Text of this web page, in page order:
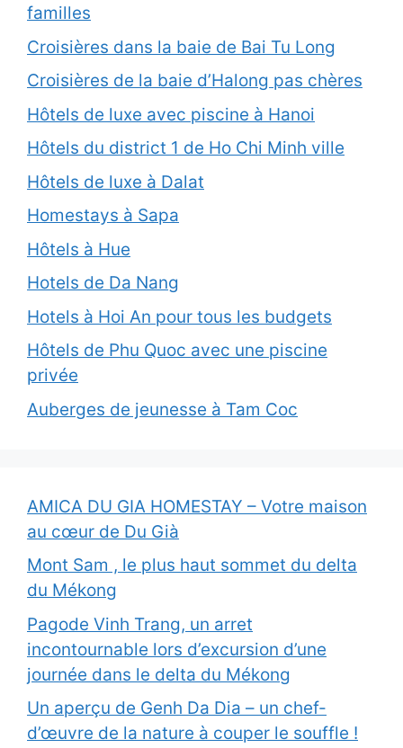
familles
Croisières dans la baie de Bai Tu Long
Croisières de la baie d’Halong pas chères
Hôtels de luxe avec piscine à Hanoi
Hôtels du district 1 de Ho Chi Minh ville
Hôtels de luxe à Dalat
Homestays à Sapa
Hôtels à Hue
Hotels de Da Nang
Hotels à Hoi An pour tous les budgets
Hôtels de Phu Quoc avec une piscine
privée
Auberges de jeunesse à Tam Coc
AMICA DU GIA HOMESTAY – Votre maison
au cœur de Du Già
Mont Sam , le plus haut sommet du delta
du Mékong
Pagode Vinh Trang, un arret
incontournable lors d’excursion d’une
journée dans le delta du Mékong
Un aperçu de Genh Da Dia – un chef-
d’œuvre de la nature à couper le souffle !